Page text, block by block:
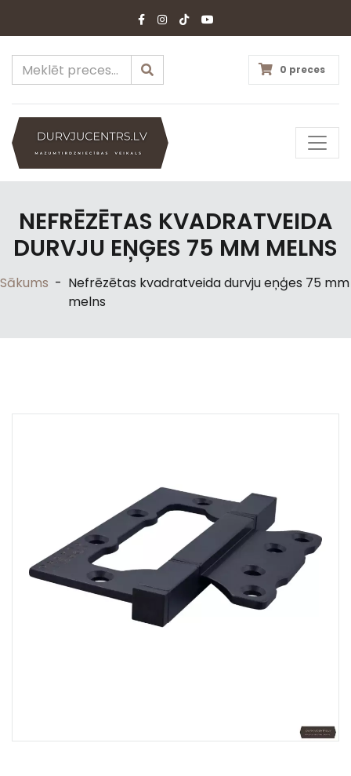
0 preces
NEFRĒZĒTAS KVADRATVEIDA
DURVJU EŅĢES 75 MM MELNS
Sākums - Nefrēzētas kvadratveida durvju eņģes 75 mm
melns